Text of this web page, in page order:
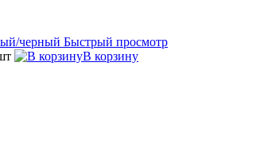
Быстрый просмотр
В корзину